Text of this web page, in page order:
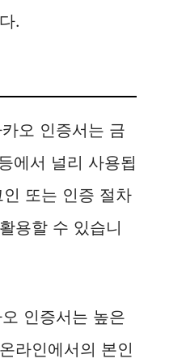
.
오 인증서는 금
에서 널리 사용됩
또는 인증 절차
용할 수 있습니
인증서는 높은
라인에서의 본인